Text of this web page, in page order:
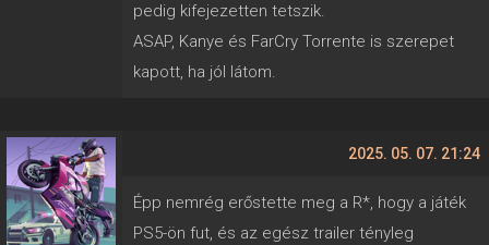
pedig kifejezetten tetszik.
ASAP, Kanye és FarCry Torrente is szerepet
kapott, ha jól látom.
2025. 05. 07. 21:24
Épp nemrég erőstette meg a R*, hogy a játék
PS5-ön fut, és az egész trailer tényleg